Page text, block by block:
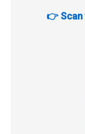
👉 Scan